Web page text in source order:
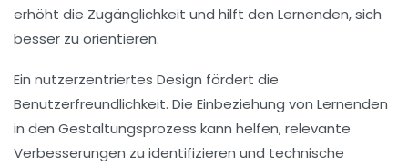
erhöht die Zugänglichkeit und hilft den Lernenden, sich
besser zu orientieren.
Ein nutzerzentriertes Design fördert die
Benutzerfreundlichkeit. Die Einbeziehung von Lernenden
in den Gestaltungsprozess kann helfen, relevante
Verbesserungen zu identifizieren und technische